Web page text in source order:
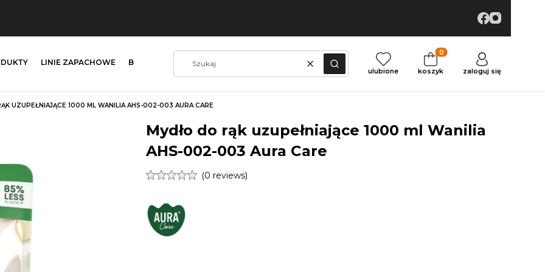
LINIE ZAPACHOWE BLOG KONTAKT
WyczyśćSzukaj ulubione
Produkty w koszyku: 0.
koszyk zaloguj się
UZUPEŁNIAJĄCE 1000 ML WANILIA AHS-002-003 AURA CARE
Mydło do rąk uzupełniające 1000 ml Wanilia
AHS-002-003 Aura Care
(0 reviews)